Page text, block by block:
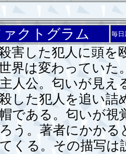
クトグラム 毎日
害した犯人に頭を
界は変わっていた
人公。匂いが見
した犯人を追い詰
である。匂いが
う。著者にかか
くる。その描写は